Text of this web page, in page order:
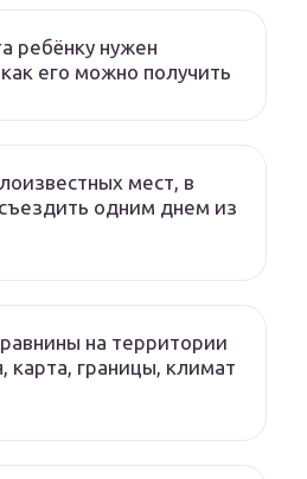
ребёнку нужен
его можно получить
мест, в
одним днем из
на территории
карта, границы, климат